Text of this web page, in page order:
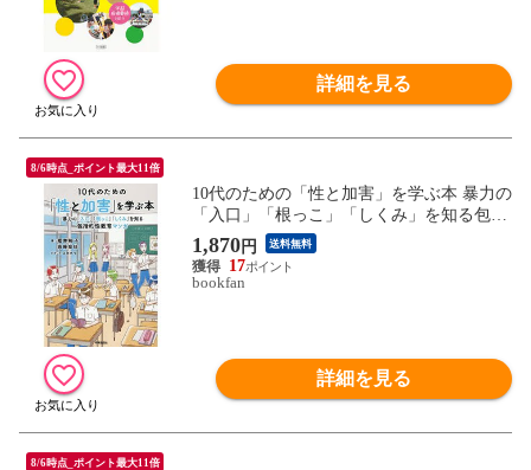
詳細を見る
8/6時点_ポイント最大11倍
10代のための「性と加害」を学ぶ本 暴力の
「入口」「根っこ」「しくみ」を知る包括
的性教育マンガ/櫻井裕子/斉藤章佳/イゴカ
オリ
1,870円 送料無料
17
bookfan
詳細を見る
8/6時点_ポイント最大11倍